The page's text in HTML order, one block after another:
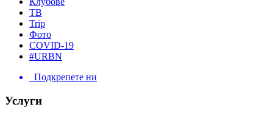
ТВ
Trip
Фото
COVID-19
#URBN
Подкрепете ни
Услуги